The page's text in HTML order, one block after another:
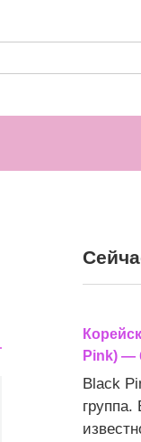
Pink) —
Black
группа.